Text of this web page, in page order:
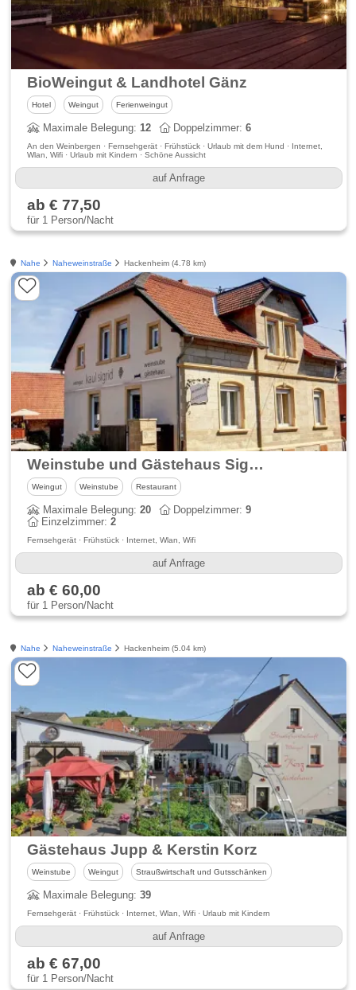
BioWeingut & Landhotel Gänz
Hotel Weingut Ferienweingut
Maximale Belegung:12 Doppelzimmer:6
An den Weinbergen · Fernsehgerät · Frühstück · Urlaub mit dem Hund · Internet,
Wlan, Wifi · Urlaub mit Kindern · Schöne Aussicht
auf Anfrage
ab € 77,50
für 1 Person/Nacht
Nahe Naheweinstraße Hackenheim (4.78 km)
Weinstube und Gästehaus Sigrid Kaul
Weingut Weinstube Restaurant
Maximale Belegung:20 Doppelzimmer:9
Einzelzimmer:2
Fernsehgerät · Frühstück · Internet, Wlan, Wifi
auf Anfrage
ab € 60,00
für 1 Person/Nacht
Nahe Naheweinstraße Hackenheim (5.04 km)
Gästehaus Jupp & Kerstin Korz
Weinstube Weingut Straußwirtschaft und Gutsschänken
Maximale Belegung:39
Fernsehgerät · Frühstück · Internet, Wlan, Wifi · Urlaub mit Kindern
auf Anfrage
ab € 67,00
für 1 Person/Nacht